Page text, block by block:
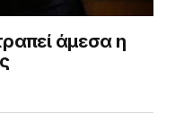
άμεσα η